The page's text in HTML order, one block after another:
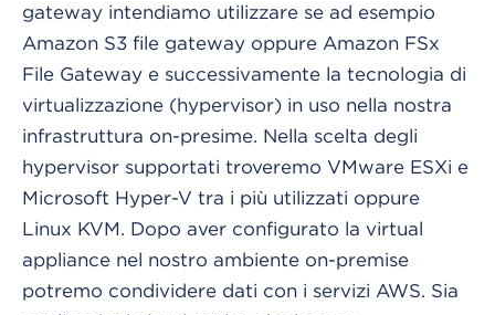
gateway intendiamo utilizzare se ad esempio
Amazon S3 file gateway oppure Amazon FSx
File Gateway e successivamente la tecnologia di
virtualizzazione (hypervisor) in uso nella nostra
infrastruttura on-presime. Nella scelta degli
hypervisor supportati troveremo VMware ESXi e
Microsoft Hyper-V tra i più utilizzati oppure
Linux KVM. Dopo aver configurato la virtual
appliance nel nostro ambiente on-premise
potremo condividere dati con i servizi AWS. Sia